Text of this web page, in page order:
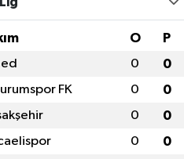
O P
0 0
FK 0 0
0 0
0 0